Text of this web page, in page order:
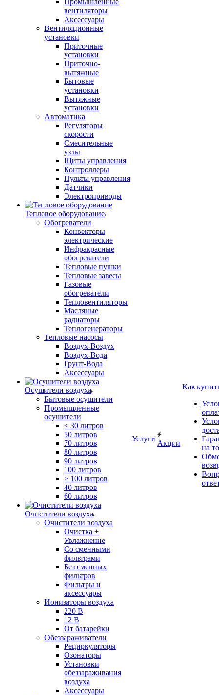
Промышленные
вентиляторы
Аксессуары
Вентиляционные
установки
Приточные
установки
Приточно-
вытяжные
Бытовые
установки
Вытяжные
установки
Автоматика
Регуляторы
скорости
Смесительные
узлы
Щиты управления
Контроллеры
Пульты управления
Датчики
Электроприводы
Тепловое оборудование
Обогреватели
Конвекторы
электрические
Инфракрасные
обогреватели
Тепловые пушки
Тепловые завесы
Газовые
обогреватели
Тепловентиляторы
Масляные
радиаторы
Теплогенераторы
Тепловые насосы
Воздух-Воздух
Воздух-Вода
Грунт-Вода
Аксессуары
Осушители воздуха
Бытовые осушители
Промышленные
осушители
< 30 литров
50 литров
70 литров
80 литров
90 литров
100 литров
> 100 литров
40 литров
60 литров
Очистители воздуха
Очистители воздуха
Очистка +
Увлажнение
Cо сменными
фильтрами
Без сменных
фильтров
Фильтры и
аксессуары
Ионизаторы воздуха
220 В
12 В
От батарейки
Обеззараживатели
Рециркуляторы
Озонаторы
Установки
обеззараживания
воздуха
Аксессуары
Услуги
Акции
Как
на